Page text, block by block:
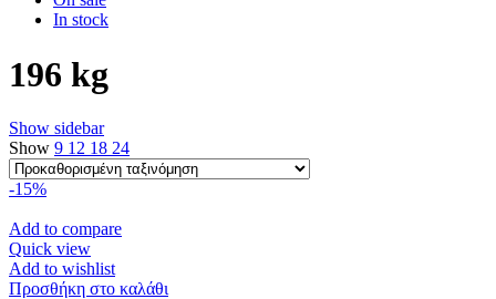
In stock
196 kg
Show sidebar
Show 9 12 18 24
-15%
Add to compare
Quick view
Add to wishlist
Προσθήκη στο καλάθι